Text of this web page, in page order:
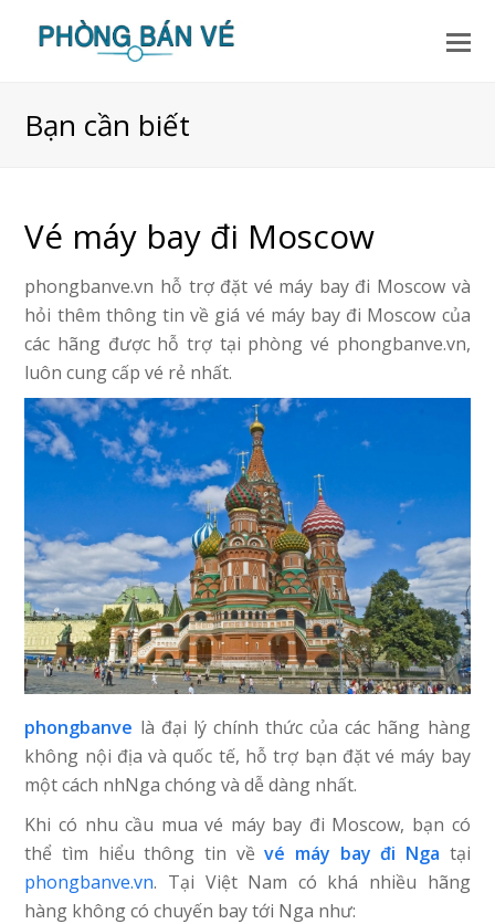
Bạn cần biết
Vé máy bay đi Moscow
phongbanve.vn hỗ trợ đặt vé máy bay đi Moscow và
hỏi thêm thông tin về giá vé máy bay đi Moscow của
các hãng được hỗ trợ tại phòng vé phongbanve.vn,
luôn cung cấp vé rẻ nhất.
phongbanve là đại lý chính thức của các hãng hàng
không nội địa và quốc tế, hỗ trợ bạn đặt vé máy bay
một cách nhNga chóng và dễ dàng nhất.
Khi có nhu cầu mua vé máy bay đi Moscow, bạn có
thể tìm hiểu thông tin vềvé máy bay đi Nga tại
phongbanve.vn. Tại Việt Nam có khá nhiều hãng
hàng không có chuyến bay tới Nga như: